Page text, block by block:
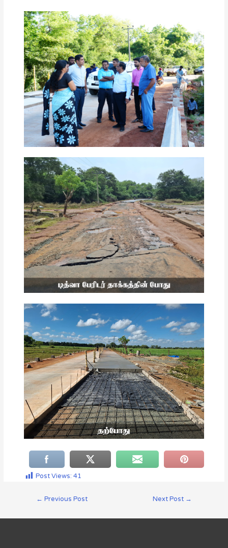
Post Views: 41
← Previous Post Next Post →